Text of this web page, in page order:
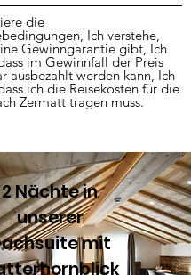
die
Ich verstehe,
Gewinngarantie gibt, Ich
im Gewinnfall der Preis
ausbezahlt werden kann, Ich
ich die Reisekosten für die
Zermatt tragen muss.
Abonnieren
2 Nächte in
unserer
mit